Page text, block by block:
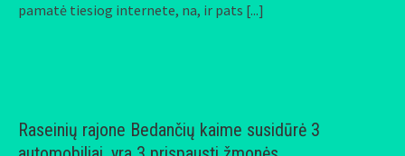
pamatė tiesiog internete, na, ir pats [...]
Raseinių rajone Bedančių kaime susidūrė 3